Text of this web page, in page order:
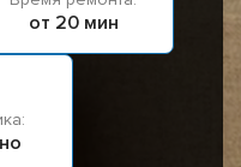
от 20 мин